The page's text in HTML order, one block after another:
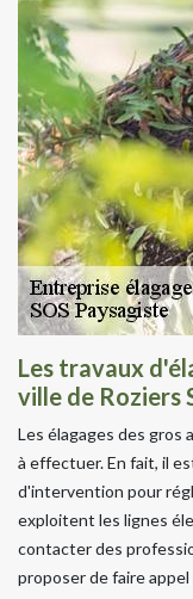
Les travaux
ville de Roziers
Les élagages des gros
à effectuer. En fait, il
d'intervention pour
exploitent les lignes
contacter des
proposer de faire